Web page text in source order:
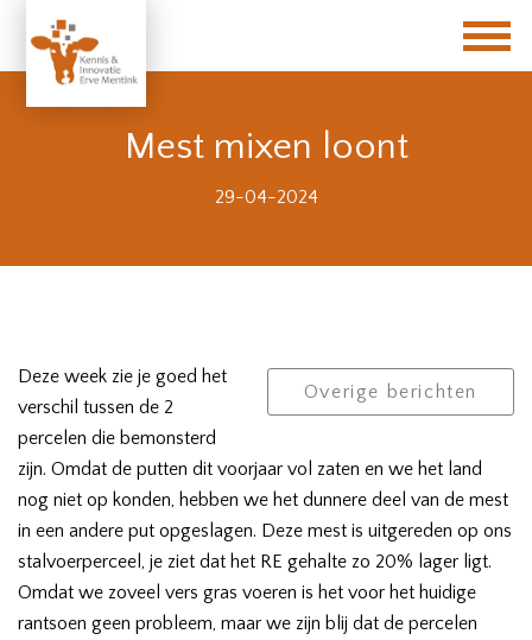
Mest mixen loont
29-04-2024
Overige berichten
Deze week zie je goed het
verschil tussen de 2
percelen die bemonsterd
zijn. Omdat de putten dit voorjaar vol zaten en we het land
nog niet op konden, hebben we het dunnere deel van de mest
in een andere put opgeslagen. Deze mest is uitgereden op ons
stalvoerperceel, je ziet dat het RE gehalte zo 20% lager ligt.
Omdat we zoveel vers gras voeren is het voor het huidige
rantsoen geen probleem, maar we zijn blij dat de percelen